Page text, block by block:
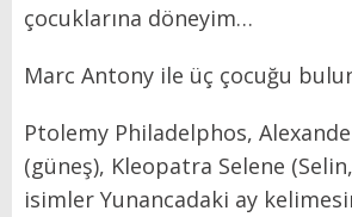
çocuklarına döneyim…
Marc Antony ile üç çocuğu
Ptolemy Philadelphos,
(güneş), Kleopatra Selene
isimler Yunancadaki ay